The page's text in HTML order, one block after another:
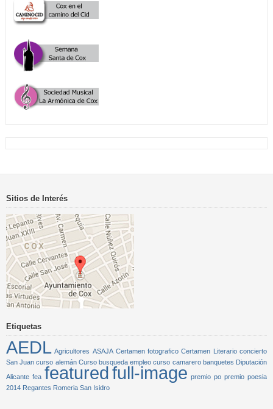
Sitios de Interés
Etiquetas
AEDL Agricultores ASAJA Certamen fotografico Certamen Literario concierto
San Juan curso alemán Curso busqueda empleo curso camarero banquetes Diputación
Alicante fea featuredfull-image premio po premio poesia
2014 Regantes Romeria San Isidro